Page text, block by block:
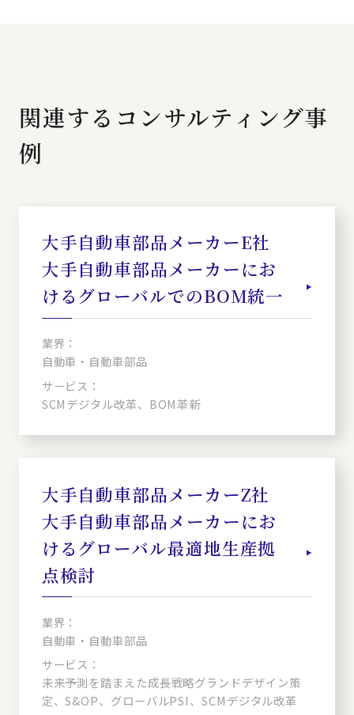
関連するコンサルティング事
例
大手自動車部品メーカーE社
大手自動車部品メーカーにお
けるグローバルでのBOM統一
業界：
自動車・自動車部品
サービス：
SCMデジタル改革、BOM革新
大手自動車部品メーカーZ社
大手自動車部品メーカーにお
けるグローバル最適地生産拠
点検討
業界：
自動車・自動車部品
サービス：
未来予測を踏まえた成長戦略グランドデザイン策
定、S&OP、グローバルPSI、SCMデジタル改革